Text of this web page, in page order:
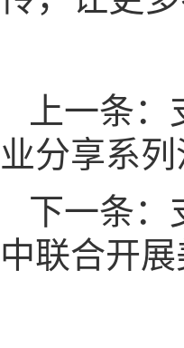
上一条
业分享系
下一条
中联合开